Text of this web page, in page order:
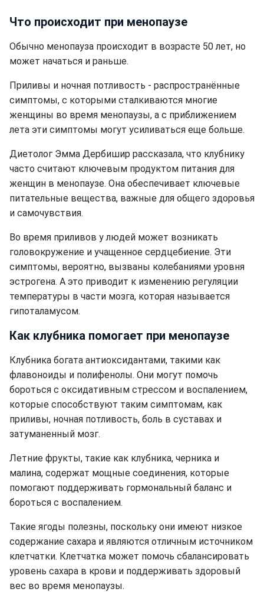
Что происходит при менопаузе
Обычно менопауза происходит в возрасте 50 лет, но
может начаться и раньше.
Приливы и ночная потливость - распространённые
симптомы, с которыми сталкиваются многие
женщины во время менопаузы, а с приближением
лета эти симптомы могут усиливаться еще больше.
Диетолог Эмма Дербишир рассказала, что клубнику
часто считают ключевым продуктом питания для
женщин в менопаузе. Она обеспечивает ключевые
питательные вещества, важные для общего здоровья
и самочувствия.
Во время приливов у людей может возникать
головокружение и учащенное сердцебиение. Эти
симптомы, вероятно, вызваны колебаниями уровня
эстрогена. А это приводит к изменению регуляции
температуры в части мозга, которая называется
гипоталамусом.
Как клубника помогает при менопаузе
Клубника богата антиоксидантами, такими как
флавоноиды и полифенолы. Они могут помочь
бороться с оксидативным стрессом и воспалением,
которые способствуют таким симптомам, как
приливы, ночная потливость, боль в суставах и
затуманенный мозг.
Летние фрукты, такие как клубника, черника и
малина, содержат мощные соединения, которые
помогают поддерживать гормональный баланс и
бороться с воспалением.
Такие ягоды полезны, поскольку они имеют низкое
содержание сахара и являются отличным источником
клетчатки. Клетчатка может помочь сбалансировать
уровень сахара в крови и поддерживать здоровый
вес во время менопаузы.